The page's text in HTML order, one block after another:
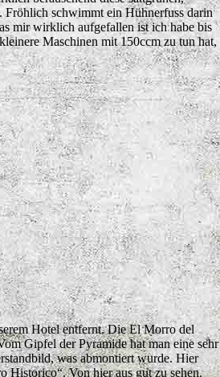
Fröhlich schwimmt ein Hühnerfuss darin
mir wirklich aufgefallen ist ich habe bis
Maschinen mit 150ccm zu tun hat,
Hotel entfernt. Die El Morro del
Gipfel der Pyramide hat man eine sehr
was abmontiert wurde. Hier
Historico“. Von hier aus gut zu sehen.